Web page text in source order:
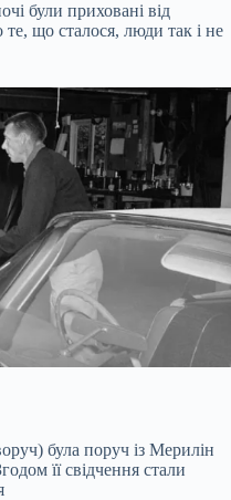
були приховані від
те, що сталося, люди так і не
була поруч із Мерилін
її свідчення стали